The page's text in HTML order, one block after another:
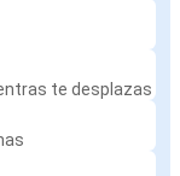
te desplazas